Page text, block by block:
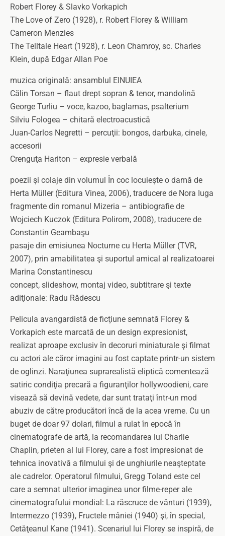
Robert Florey & Slavko Vorkapich
The Love of Zero (1928), r. Robert Florey & William
Cameron Menzies
The Telltale Heart (1928), r. Leon Chamroy, sc. Charles
Klein, după Edgar Allan Poe
muzica originală: ansamblul EINUIEA
Călin Torsan – flaut drept sopran & tenor, mandolină
George Turliu – voce, kazoo, baglamas, psalterium
Silviu Fologea – chitară electroacustică
Juan-Carlos Negretti – percuţii: bongos, darbuka, cinele,
accesorii
Crenguţa Hariton – expresie verbală
poezii şi colaje din volumul În coc locuieşte o damă de
Herta Müller (Editura Vinea, 2006), traducere de Nora Iuga
fragmente din romanul Mizeria – antibiografie de
Wojciech Kuczok (Editura Polirom, 2008), traducere de
Constantin Geambaşu
pasaje din emisiunea Nocturne cu Herta Müller (TVR,
2007), prin amabilitatea şi suportul amical al realizatoarei
Marina Constantinescu
concept, slideshow, montaj video, subtitrare şi texte
adiţionale: Radu Rădescu
Pelicula avangardistă de ficţiune semnată Florey &
Vorkapich este marcată de un design expresionist,
realizat aproape exclusiv în decoruri miniaturale şi filmat
cu actori ale căror imagini au fost captate printr-un sistem
de oglinzi. Naraţiunea suprarealistă eliptică comentează
satiric condiţia precară a figuranţilor hollywoodieni, care
visează să devină vedete, dar sunt trataţi într-un mod
abuziv de către producători încă de la acea vreme. Cu un
buget de doar 97 dolari, filmul a rulat în epocă în
cinematografe de artă, la recomandarea lui Charlie
Chaplin, prieten al lui Florey, care a fost impresionat de
tehnica inovativă a filmului şi de unghiurile neaşteptate
ale cadrelor. Operatorul filmului, Gregg Toland este cel
care a semnat ulterior imaginea unor filme-reper ale
cinematografului mondial: La răscruce de vânturi (1939),
Intermezzo (1939), Fructele mâniei (1940) şi, în special,
Cetăţeanul Kane (1941). Scenariul lui Florey se inspiră, de